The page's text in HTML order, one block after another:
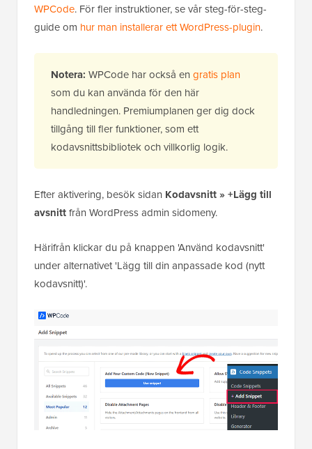
WPCode. För fler instruktioner, se vår steg-för-steg-
guide om hur man installerar ett WordPress-plugin.
Notera: WPCode har också en gratis plan
som du kan använda för den här
handledningen. Premiumplanen ger dig dock
tillgång till fler funktioner, som ett
kodavsnittsbibliotek och villkorlig logik.
Efter aktivering, besök sidan Kodavsnitt » +Lägg till
avsnittfrån WordPress admin sidomeny.
Härifrån klickar du på knappen 'Använd kodavsnitt'
under alternativet 'Lägg till din anpassade kod (nytt
kodavsnitt)'.